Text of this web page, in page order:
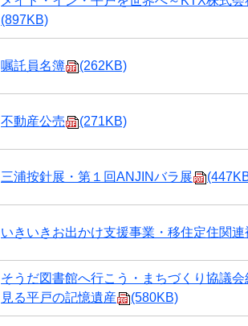
(897KB)
嘱託員名簿 (262KB)
不動産公売 (271KB)
三浦按針展・第１回ANJINバラ展
いきいきお出かけ支援事業・移住定住関連
そうだ図書館へ行こう・まちづくり協議
見る平戸の記憶遺産
(580KB)